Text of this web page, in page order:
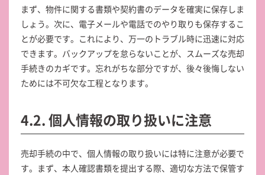
まず、物件に関する書類や契約書のデータを確実に保存しま
しょう。次に、電子メールや電話でのやり取りも保存するこ
とが必要です。これにより、万一のトラブル時に迅速に対応
できます。バックアップを怠らないことが、スムーズな売却
手続きのカギです。忘れがちな部分ですが、後々後悔しない
ためには不可欠な工程となります。
4.2. 個人情報の取り扱いに注意
売却手続の中で、個人情報の取り扱いには特に注意が必要で
す。まず、本人確認書類を提出する際、適切な方法で保管す